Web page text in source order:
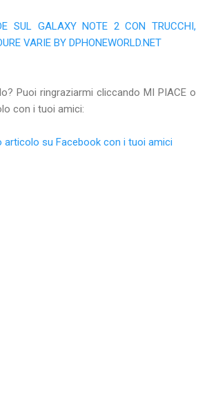
SUL GALAXY NOTE 2 CON TRUCCHI,
VARIE BY DPHONEWORLD.NET
Puoi ringraziarmi cliccando MI PIACE o
con i tuoi amici:
articolo su Facebook con i tuoi amici